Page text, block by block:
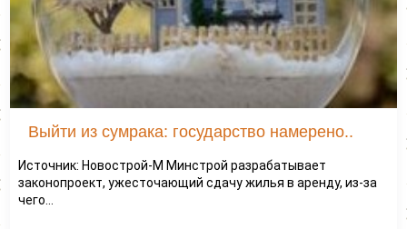
Выйти из сумрака: государство намерено..
Источник: Новострой-М Минстрой разрабатывает
законопроект, ужесточающий сдачу жилья в аренду, из-за
чего...